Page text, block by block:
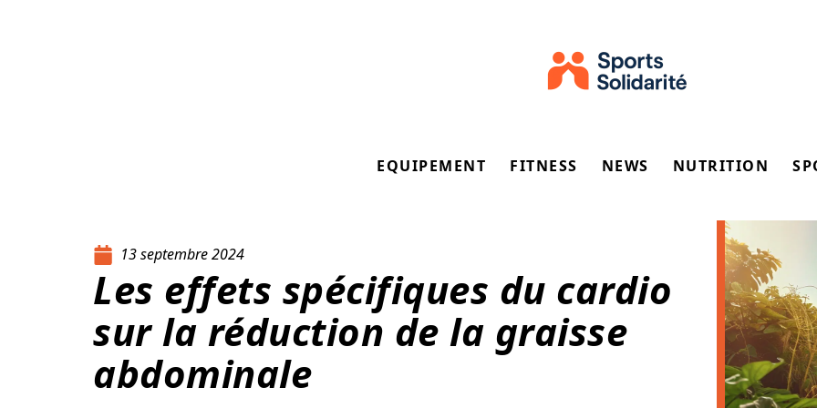
EQUIPEMENT FITNESS NEWS NUTRITION
13 septembre 2024
Les effets spécifiques du cardio
sur la réduction de la graisse
abdominale